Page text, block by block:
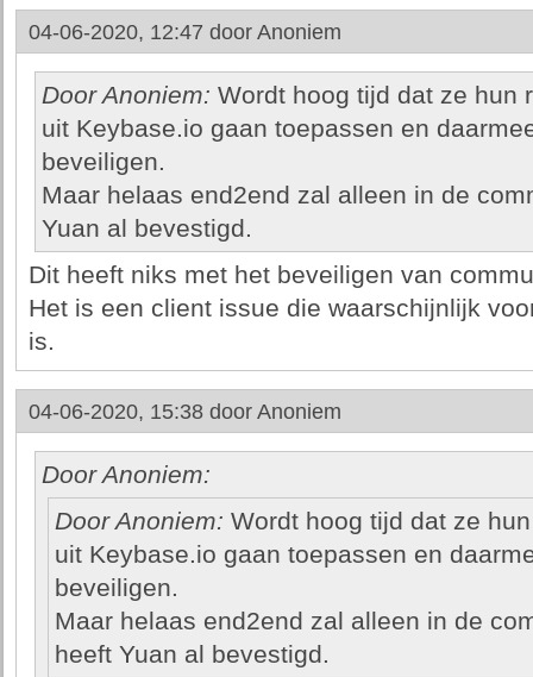
04-06-2020, 12:47 door Anoniem
Door Anoniem: Wordt hoog tijd dat ze hun
uit Keybase.io gaan toepassen en
beveiligen.
Maar helaas end2end zal alleen in de
Yuan al bevestigd.
Dit heeft niks met het beveiligen van
Het is een client issue die waarschijnlijk
is.
04-06-2020, 15:38 door Anoniem
Door Anoniem:
Door Anoniem: Wordt hoog tijd dat ze
uit Keybase.io gaan toepassen en
beveiligen.
Maar helaas end2end zal alleen in de
heeft Yuan al bevestigd.